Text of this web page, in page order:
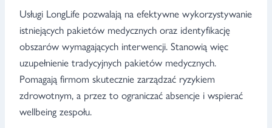
Usługi LongLife pozwalają na efektywne wykorzystywanie
istniejących pakietów medycznych oraz identyfikację
obszarów wymagających interwencji. Stanowią więc
uzupełnienie tradycyjnych pakietów medycznych.
Pomagają firmom skutecznie zarządzać ryzykiem
zdrowotnym, a przez to ograniczać absencje i wspierać
wellbeing zespołu.